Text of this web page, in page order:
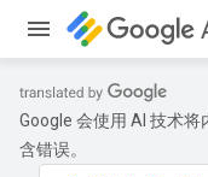
Google 会使用 AI 技术
含错误。